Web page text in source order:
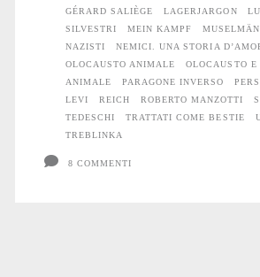
GÉRARD SALIÈGE
LAGERJARGON
SILVESTRI
MEIN KAMPF
NAZISTI
NEMICI. UNA STORIA
OLOCAUSTO ANIMALE
OLOCAUSTO E
ANIMALE
PARAGONE INVERSO
LEVI
REICH ROBERTO MANZOTTI
TEDESCHI
TRATTATI COME BESTIE
TREBLINKA
8 COMMENTI